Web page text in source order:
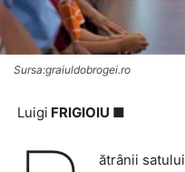
Sursa:graiuldobrogei.ro
Luigi FRIGIOIU ■
ătrânii satului